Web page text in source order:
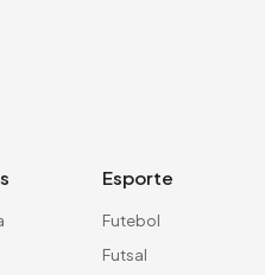
Esporte
Futebol
Futsal